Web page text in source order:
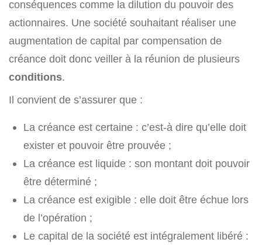
conséquences comme la dilution du pouvoir des
actionnaires. Une société souhaitant réaliser une
augmentation de capital par compensation de
créance doit donc veiller à la réunion de plusieurs
conditions.
Il convient de s’assurer que :
La créance est certaine : c’est-à dire qu’elle doit
exister et pouvoir être prouvée ;
La créance est liquide : son montant doit pouvoir
être déterminé ;
La créance est exigible : elle doit être échue lors
de l’opération ;
Le capital de la société est intégralement libéré :